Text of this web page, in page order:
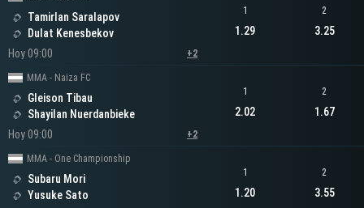
Tamirlan Saralapov
Dulat Kenesbekov
Hoy 09:00
+2
1
1.29
2
3.25
MMA - Naiza FC
Gleison Tibau
Shayilan Nuerdanbieke
Hoy 09:00
+2
1
2.02
2
1.67
MMA - One Championship
Subaru Mori
Yusuke Sato
1
1.20
2
3.55